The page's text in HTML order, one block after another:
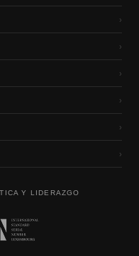
›
›
›
›
›
›
Y LIDERAZGO